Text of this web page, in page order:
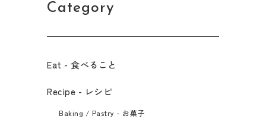
Category
Eat - 食べること​
Recipe - レシピ
Baking / Pastry - お菓子